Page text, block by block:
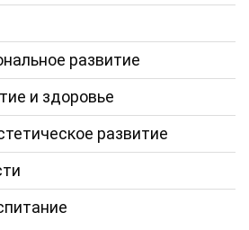
развитие
и здоровье
развитие